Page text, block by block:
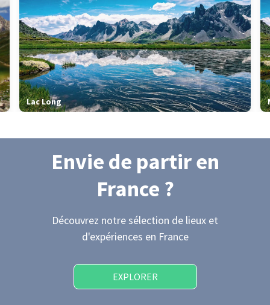
Lac Long
Envie de partiren
France ?
Découvrez notre sélection de lieux et
d'expériences en France
EXPLORER